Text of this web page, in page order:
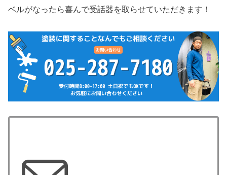
ベルがなったら喜んで受話器を取らせていただきます！